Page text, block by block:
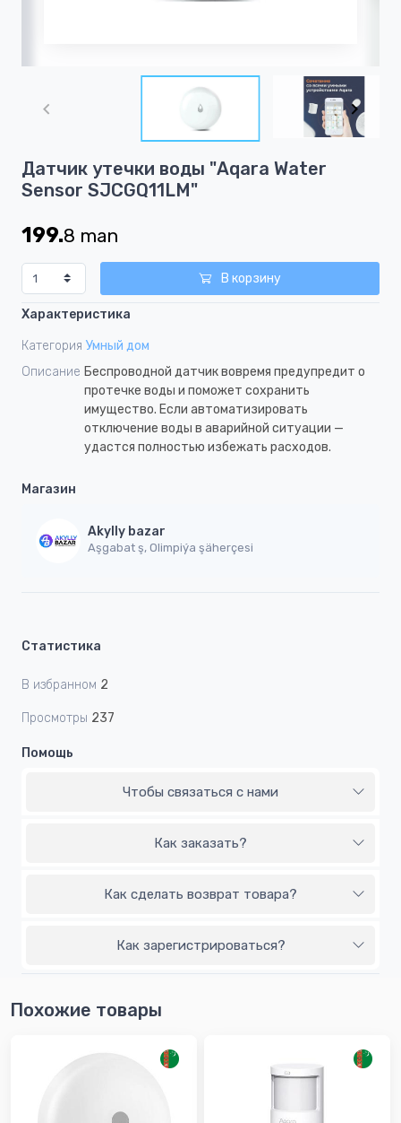
1
of
Датчик утечки воды "Aqara Water
Sensor SJCGQ11LM"
199.8 man
В корзину
Характеристика
Категория Умный дом
Описание Беспроводной датчик вовремя предупредит о
протечке воды и поможет сохранить
имущество. Если автоматизировать
отключение воды в аварийной ситуации —
удастся полностью избежать расходов.
Магазин
Akylly bazar
Aşgabat ş, Olimpiýa şäherçesi
Статистика
В избранном 2
Просмотры 237
Помощь
Чтобы связаться с нами
Как заказать?
Как сделать возврат товара?
Как зарегистрироваться?
Похожие товары